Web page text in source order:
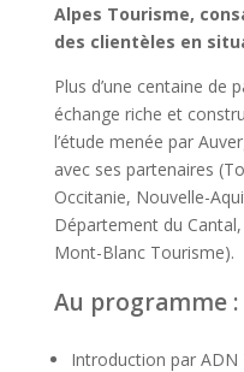
Alpes Tourisme,
des clientèles en
Plus d’une centaine de
échange riche et
l’étude menée par
avec ses partenaires
Occitanie, Nouvelle-
Département du
Mont-Blanc Tourisme).
Au programme :
Introduction par ADN